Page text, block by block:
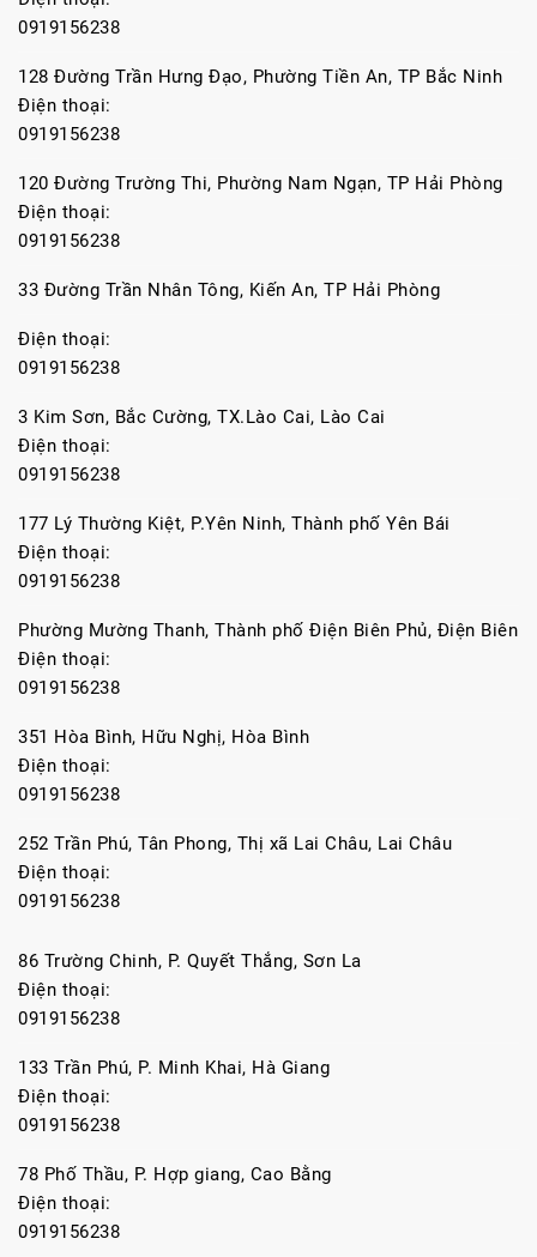
0919156238
128 Đường Trần Hưng Đạo, Phường Tiền An, TP Bắc Ninh
Điện thoại:
0919156238
120 Đường Trường Thi, Phường Nam Ngạn, TP Hải Phòng
Điện thoại:
0919156238
33 Đường Trần Nhân Tông, Kiến An, TP Hải Phòng
Điện thoại:
0919156238
3 Kim Sơn, Bắc Cường, TX.Lào Cai, Lào Cai
Điện thoại:
0919156238
177 Lý Thường Kiệt, P.Yên Ninh, Thành phố Yên Bái
Điện thoại:
0919156238
Phường Mường Thanh, Thành phố Điện Biên Phủ, Điện Biên
Điện thoại:
0919156238
351 Hòa Bình, Hữu Nghị, Hòa Bình
Điện thoại:
0919156238
252 Trần Phú, Tân Phong, Thị xã Lai Châu, Lai Châu
Điện thoại:
0919156238
86 Trường Chinh, P. Quyết Thắng, Sơn La
Điện thoại:
0919156238
133 Trần Phú, P. Minh Khai, Hà Giang
Điện thoại:
0919156238
78 Phố Thầu, P. Hợp giang, Cao Bằng
Điện thoại:
0919156238